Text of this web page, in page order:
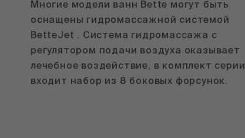
Многие модели ванн Bette могут быть
оснащены гидромассажной системой
BetteJet . Система гидромассажа с
регулятором подачи воздуха оказывает
лечебное воздействие, в комплект серии
входит набор из 8 боковых форсунок.